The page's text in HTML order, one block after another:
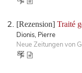
[Rezension] Traité
Dionis, Pierre
Neue Zeitungen von